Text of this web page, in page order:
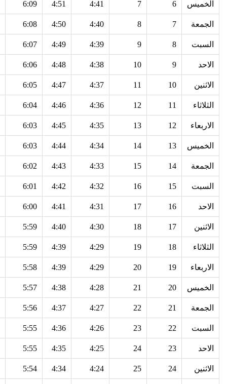
الخميس 6
7
4:41
4:51
6:09
الجمعة 7
8
4:40
4:50
6:08
السبت 8
9
4:39
4:49
6:07
الاحد 9
10
4:38
4:48
6:06
الاثنين 10
11
4:37
4:47
6:05
الثلاثاء 11
12
4:36
4:46
6:04
الاربعاء 12
13
4:35
4:45
6:03
الخميس 13
14
4:34
4:44
6:03
الجمعة 14
15
4:33
4:43
6:02
السبت 15
16
4:32
4:42
6:01
الاحد 16
17
4:31
4:41
6:00
الاثنين 17
18
4:30
4:40
5:59
الثلاثاء 18
19
4:29
4:39
5:59
الاربعاء 19
20
4:29
4:39
5:58
الخميس 20
21
4:28
4:38
5:57
الجمعة 21
22
4:27
4:37
5:56
السبت 22
23
4:26
4:36
5:55
الاحد 23
24
4:25
4:35
5:55
الاثنين 24
25
4:24
4:34
5:54